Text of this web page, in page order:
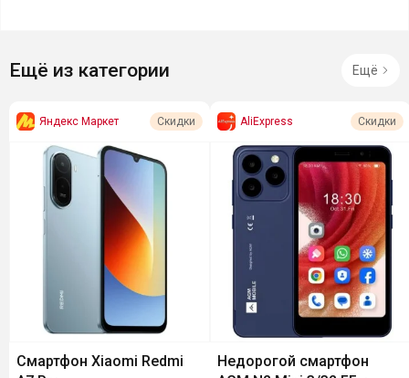
Ещё из категории Ещё
Яндекс Маркет Скидки
Смартфон Xiaomi Redmi
AliExpress Скидки
Недорогой смартфон